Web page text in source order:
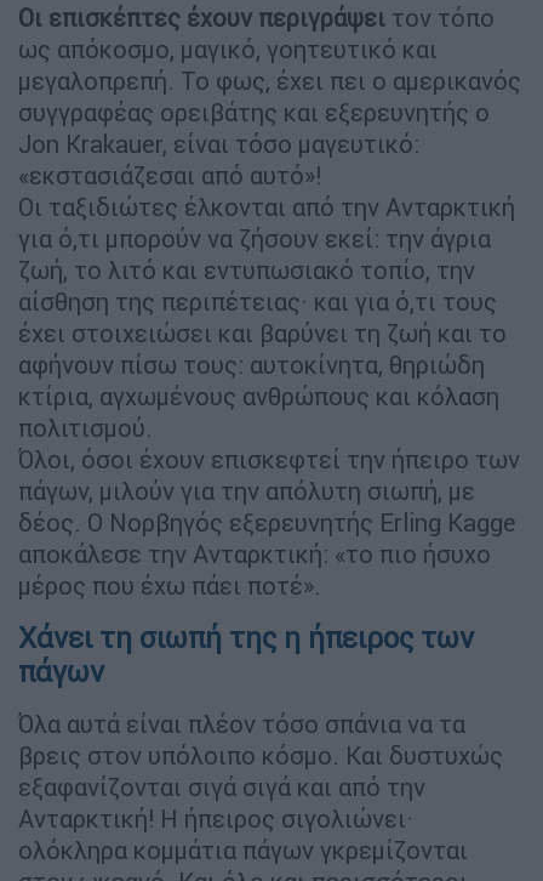
Οι επισκέπτες έχουν περιγράψει τον τόπο
ως απόκοσμο, μαγικό, γοητευτικό και
μεγαλοπρεπή. Το φως, έχει πει ο αμερικανός
συγγραφέας ορειβάτης και εξερευνητής ο
Jon Krakauer, είναι τόσο μαγευτικό:
«εκστασιάζεσαι από αυτό»!
Οι ταξιδιώτες έλκονται από την Ανταρκτική
για ό,τι μπορούν να ζήσουν εκεί: την άγρια
ζωή, το λιτό και εντυπωσιακό τοπίο, την
αίσθηση της περιπέτειας· και για ό,τι τους
έχει στοιχειώσει και βαρύνει τη ζωή και το
αφήνουν πίσω τους: αυτοκίνητα, θηριώδη
κτίρια, αγχωμένους ανθρώπους και κόλαση
πολιτισμού.
Όλοι, όσοι έχουν επισκεφτεί την ήπειρο των
πάγων, μιλούν για την απόλυτη σιωπή, με
δέος. Ο Νορβηγός εξερευνητής Erling Kagge
αποκάλεσε την Ανταρκτική: «το πιο ήσυχο
μέρος που έχω πάει ποτέ».
Χάνει τη σιωπή της η ήπειρος των
πάγων
Όλα αυτά είναι πλέον τόσο σπάνια να τα
βρεις στον υπόλοιπο κόσμο. Και δυστυχώς
εξαφανίζονται σιγά σιγά και από την
Ανταρκτική! Η ήπειρος σιγολιώνει·
ολόκληρα κομμάτια πάγων γκρεμίζονται